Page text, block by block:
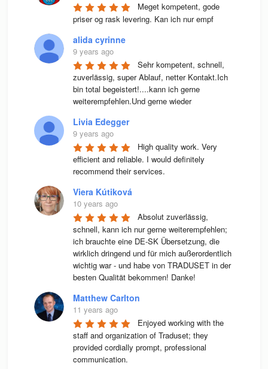
Meget kompetent, gode
priser og rask levering. Kan ich nur empf
alida cyrinne
9 years ago
Sehr kompetent, schnell,
zuverlässig, super Ablauf, netter Kontakt.Ich
bin total begeistert!....kann ich gerne
weiterempfehlen.Und gerne wieder
Livia Edegger
9 years ago
High quality work. Very
efficient and reliable. I would definitely
recommend their services.
Viera Kútiková
10 years ago
Absolut zuverlässig,
schnell, kann ich nur gerne weiterempfehlen;
ich brauchte eine DE-SK Übersetzung, die
wirklich dringend und für mich außerordentlich
wichtig war - und habe von TRADUSET in der
besten Qualität bekommen! Danke!
Matthew Carlton
11 years ago
Enjoyed working with the
staff and organization of Traduset; they
provided cordially prompt, professional
communication.